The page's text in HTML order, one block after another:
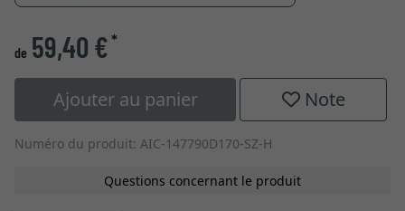
de 59,40 €*
Ajouter au panier Note
Numéro du produit: AIC-147790D170-SZ-H
Questions concernant le produit